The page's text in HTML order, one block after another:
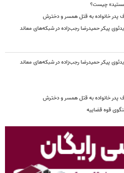
چیست؟
پیکر حمیدرضا رجب‌زاده در شبکه‌های معاند
پیکر حمیدرضا رجب‌زاده در شبکه‌های معاند
قوه قضاییه